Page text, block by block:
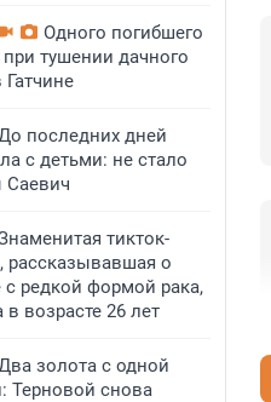
Одного погибшего
тушении дачного
последних дней
с детьми: не стало
тикток-
рассказывавшая о
с редкой формой рака,
в возрасте 26 лет
золота с одной
Терновой снова